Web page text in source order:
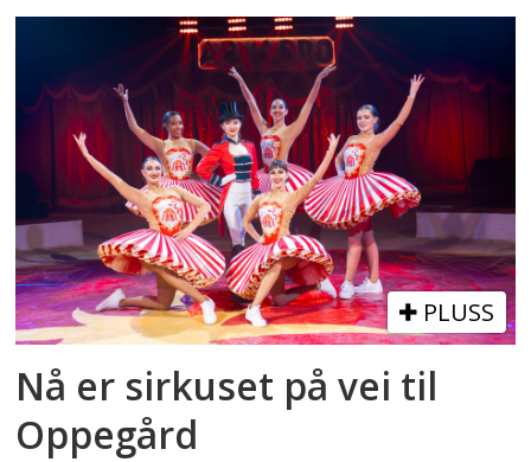
PLUSS
Nå er sirkuset på vei til
Oppegård